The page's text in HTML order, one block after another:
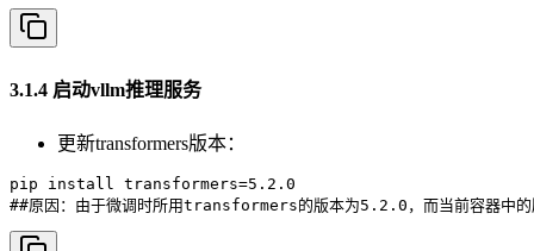
3.1.4 启动vllm推理服务
更新transformers版本：
pip install transformers=5.2.0
##原因：由于微调时所用transformers的版本为5.2.0，而当前